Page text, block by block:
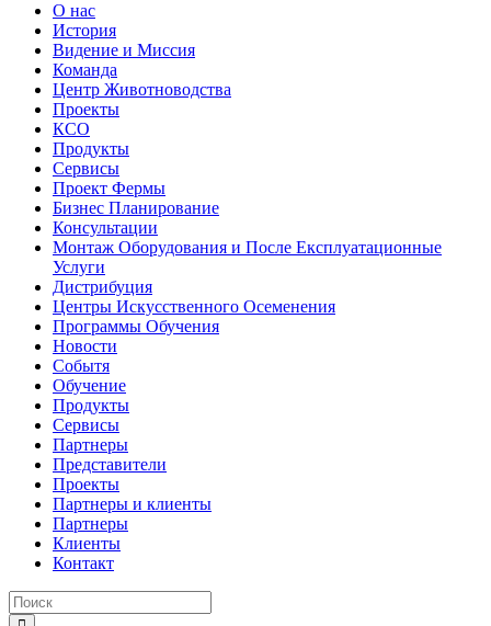
О нас
История
Видение и Миссия
Команда
Центр Животноводства
Проекты
КCО
Продукты
Сервисы
Проект Фермы
Бизнес Планирование
Консультации
Монтаж Оборудования и После Експлуатационные
Услуги
Дистрибуция
Центры Искусственного Осеменения
Программы Обучения
Новости
Событя
Обучение
Продукты
Сервисы
Партнеры
Представители
Проекты
Партнеры и клиенты
Партнеры
Клиенты
Контакт